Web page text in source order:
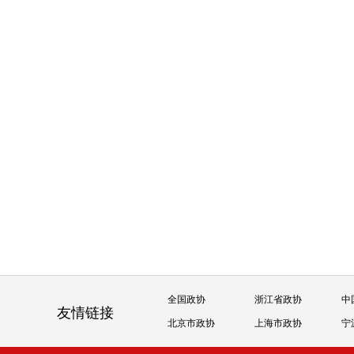
友情链接
全国政协 浙江省政协 中
北京市政协 上海市政协 宁